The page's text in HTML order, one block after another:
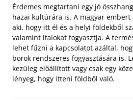
Érdemes megtartani egy jó
hazai kultúrára is. A magyar embert
aki, hogy itt él és a helyi földekből
valamint italokat fogyasztja. A
lehet fűzni a kapcsolatot azáltal,
borok rendszeres fogyasztására is.
kezűleg előállított vagy csak egy
lényeg, hogy itteni földből való.